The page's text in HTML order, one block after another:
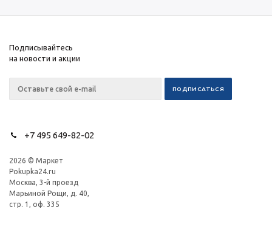
Подписывайтесь
на новости и акции
+7 495 649-82-02
2026 © Маркет
Pokupka24.ru
Москва, 3-й проезд
Марьиной Рощи, д. 40,
стр. 1, оф. 335